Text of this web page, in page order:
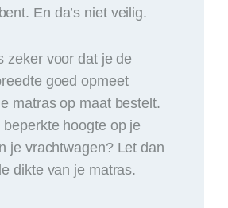
En da’s niet veilig.
zeker voor dat je de
goed opmeet
matras op maat bestelt.
beperkte hoogte op je
je vrachtwagen? Let dan
dikte van je matras.